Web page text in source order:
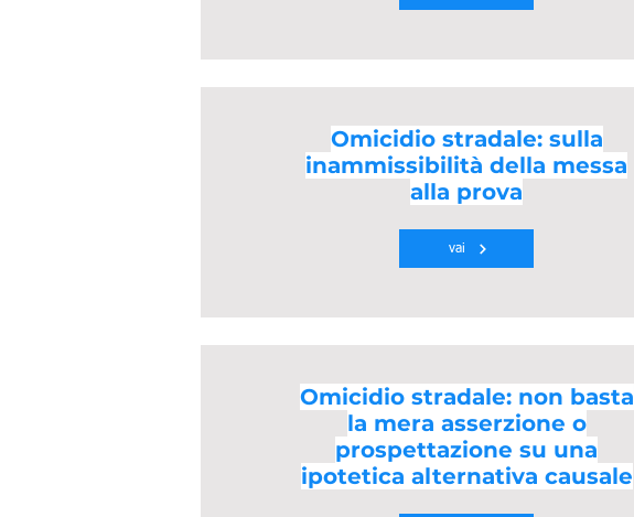
Omicidio stradale: sulla
inammissibilità della messa
alla prova
vai
Omicidio stradale: non basta
la mera asserzione o
prospettazione su una
ipotetica alternativa causale